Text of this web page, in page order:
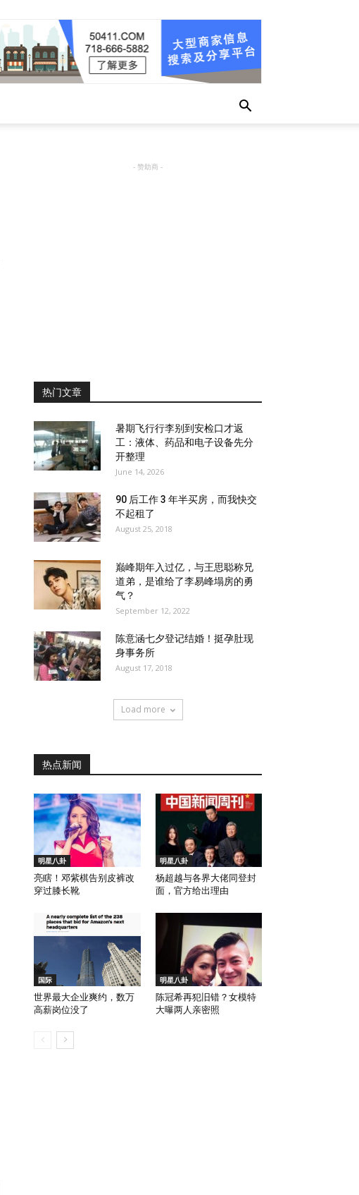
- 赞助商 -
热门文章
暑期飞行行李别到安检口才返
工：液体、药品和电子设备先分
开整理
June 14, 2026
90 后工作 3 年半买房，而我快交
不起租了
August 25, 2018
巅峰期年入过亿，与王思聪称兄
道弟，是谁给了李易峰塌房的勇
气？
September 12, 2022
陈意涵七夕登记结婚！挺孕肚现
身事务所
August 17, 2018
Load more
热点新闻
明星八卦
亮瞎！邓紫棋告别皮裤改
穿过膝长靴
明星八卦
杨超越与各界大佬同登封
面，官方给出理由
国际
世界最大企业爽约，数万
高薪岗位没了
明星八卦
陈冠希再犯旧错？女模特
大曝两人亲密照